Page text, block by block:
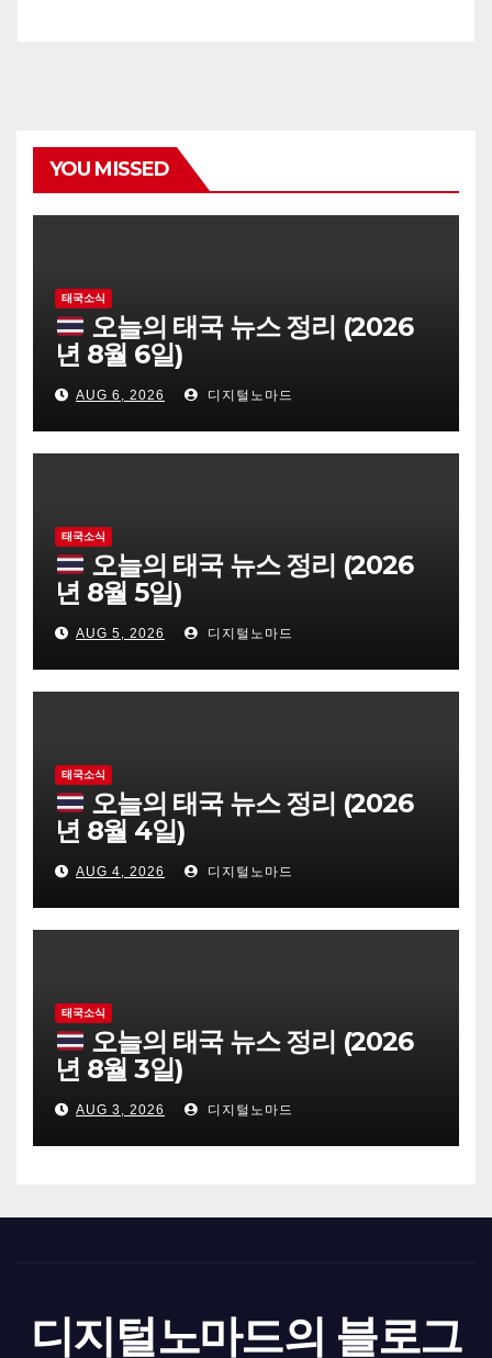
YOU MISSED
태국소식
오늘의 태국 뉴스 정리 (2026
년 8월 6일)
AUG 6, 2026 디지털노마드
태국소식
오늘의 태국 뉴스 정리 (2026
년 8월 5일)
AUG 5, 2026 디지털노마드
태국소식
오늘의 태국 뉴스 정리 (2026
년 8월 4일)
AUG 4, 2026 디지털노마드
태국소식
오늘의 태국 뉴스 정리 (2026
년 8월 3일)
AUG 3, 2026 디지털노마드
디지털노마드의 블로그